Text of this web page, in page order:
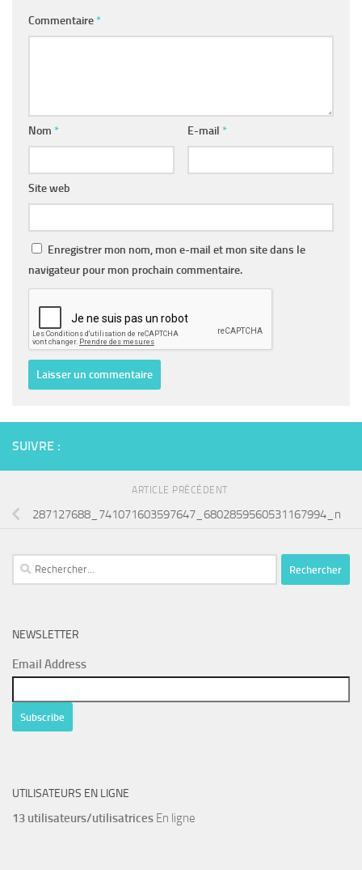
Commentaire *
Nom * E-mail *
Site web
Enregistrer mon nom, mon e-mail et mon site dans le
navigateur pour mon prochain commentaire.
SUIVRE :
ARTICLE PRÉCÉDENT
287127688_741071603597647_6802859560531167994_n
Rechercher :
NEWSLETTER
Email Address
UTILISATEURS EN LIGNE
13 utilisateurs/utilisatrices En ligne